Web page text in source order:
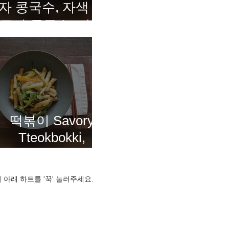
콩국수, 자색 고
구마 콩국수, 말차
Color Kongguksu
떡볶이 Savory
Tteokbokki,
sauce
아래 하트를 '꾹' 눌러주세요.